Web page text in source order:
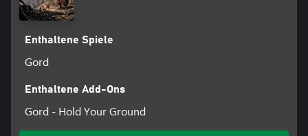
Enthaltene Spiele
Gord
Enthaltene Add-Ons
Gord - Hold Your Ground